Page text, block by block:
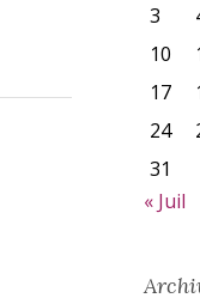
3
10
17
24
31
« Juil